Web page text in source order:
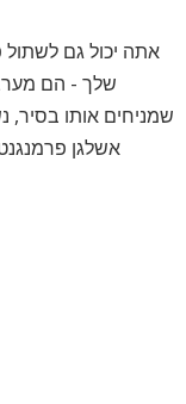
אתה יכול גם
שמניחים אותו